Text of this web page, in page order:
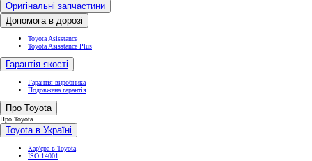
Оригінальні запчастини
Допомога в дорозі
Toyota Asisstance
Toyota Asisstance Plus
Гарантія якості
Гарантія виробника
Подовжена гарантія
Про Toyota
Про Toyota
Toyota в Україні
Кар'єра в Toyota
ISO 14001